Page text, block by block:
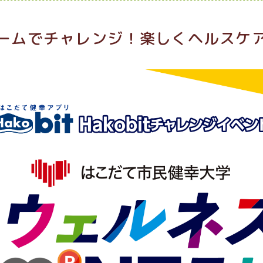
ムでチャレンジ！楽しくヘルスケ